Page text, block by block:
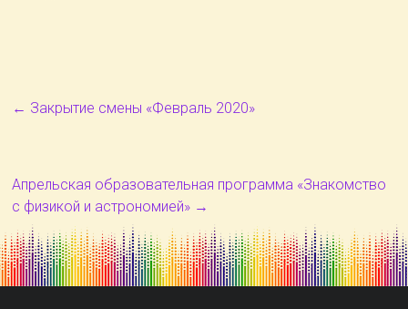
← Закрытие смены «Февраль 2020»
Апрельская образовательная программа «Знакомство
с физикой и астрономией» →